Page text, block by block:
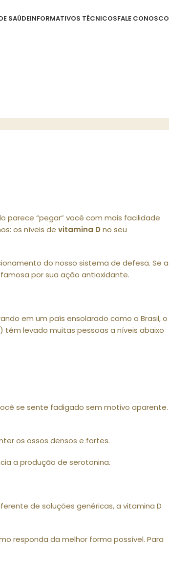
SAÚDEINFORMATIVOS TÉCNICOSFALE CONOSCO
parece “pegar” você com mais facilidade
os níveis de vitamina D no seu
do nosso sistema de defesa. Se a
por sua ação antioxidante.
em um país ensolarado como o Brasil, o
levado muitas pessoas a níveis abaixo
se sente fadigado sem motivo aparente.
os ossos densos e fortes.
a produção de serotonina.
de soluções genéricas, a vitamina D
responda da melhor forma possível. Para